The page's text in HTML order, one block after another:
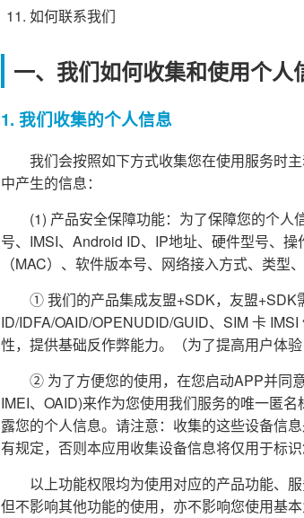
如何联系我们
一、我们如何收集和使用个人
1. 我们收集的个人信息
我们会按照如下方式收集您在使用服务时
中产生的信息：
(1) 产品安全保障功能：为了保障您的个
号、IMSI、Android ID、IP地址、硬件型号、
（MAC）、软件版本号、网络接入方式、类
① 我们的产品集成友盟+SDK，友盟+SDK
ID/IDFA/OAID/OPENUDID/GUID、SIM 卡
性，提供基础反作弊能力。（为了提高用户体
② 为了方便您的使用，在您启动APP并同
IMEI、OAID)来作为您使用我们服务的唯一匿
露您的个人信息。请注意：收集的这些设备信
有规定，否则本应用收集设备信息将仅用于标识
以上功能权限均为使用对应的产品功能、
但不影响其他功能的使用，亦不影响您使用基本